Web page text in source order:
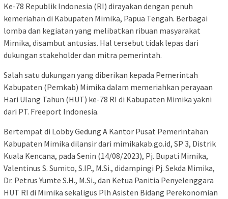
Ke-78 Republik Indonesia (RI) dirayakan dengan penuh
kemeriahan di Kabupaten Mimika, Papua Tengah. Berbagai
lomba dan kegiatan yang melibatkan ribuan masyarakat
Mimika, disambut antusias. Hal tersebut tidak lepas dari
dukungan stakeholder dan mitra pemerintah.
Salah satu dukungan yang diberikan kepada Pemerintah
Kabupaten (Pemkab) Mimika dalam memeriahkan perayaan
Hari Ulang Tahun (HUT) ke-78 RI di Kabupaten Mimika yakni
dari PT. Freeport Indonesia.
Bertempat di Lobby Gedung A Kantor Pusat Pemerintahan
Kabupaten Mimika dilansir dari mimikakab.go.id, SP 3, Distrik
Kuala Kencana, pada Senin (14/08/2023), Pj. Bupati Mimika,
Valentinus S. Sumito, S.IP., M.Si., didampingi Pj. Sekda Mimika,
Dr. Petrus Yumte S.H., M.Si., dan Ketua Panitia Penyelenggara
HUT RI di Mimika sekaligus Plh Asisten Bidang Perekonomian